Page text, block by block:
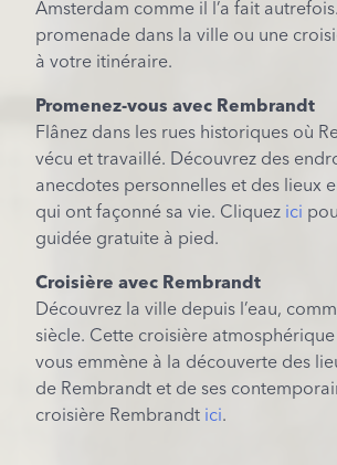
Amsterdam comme il l’a fait
promenade dans la ville ou une
à votre itinéraire.
Promenez-vous avec Rembrandt
Flânez dans les rues historiques où
vécu et travaillé. Découvrez des
anecdotes personnelles et des lieux
qui ont façonné sa vie. Cliquez ici
guidée gratuite à pied.
Croisière avec Rembrandt
Découvrez la ville depuis l’eau,
siècle. Cette croisière atmosphérique
vous emmène à la découverte des
de Rembrandt et de ses
croisière Rembrandt ici.